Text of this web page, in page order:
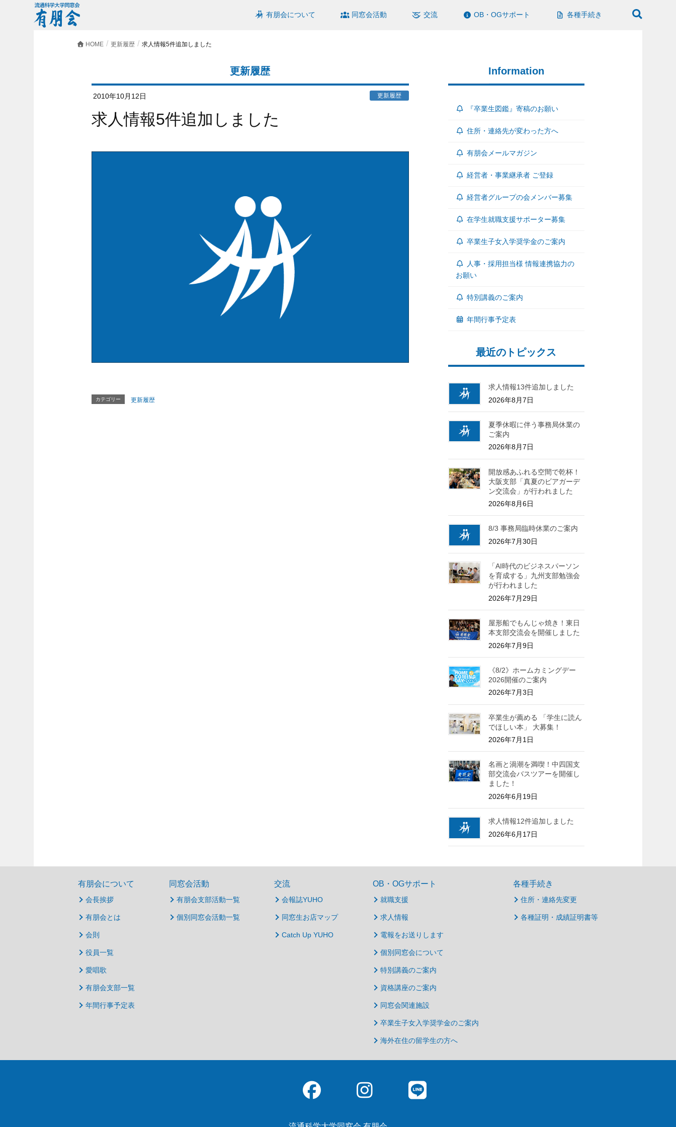
有朋会について 同窓会活動 交流 OB・OGサポート 各種手続き
HOME 更新履歴 求人情報5件追加しました
更新履歴
2010年10月12日 更新履歴
求人情報5件追加しました
カテゴリー 更新履歴
Information
『卒業生図鑑』寄稿のお願い
住所・連絡先が変わった方へ
有朋会メールマガジン
経営者・事業継承者 ご登録
経営者グループの会メンバー募集
在学生就職支援サポーター募集
卒業生子女入学奨学金のご案内
人事・採用担当様 情報連携協力の
お願い
特別講義のご案内
年間行事予定表
最近のトピックス
求人情報13件追加しました
2026年8月7日
夏季休暇に伴う事務局休業の
ご案内
2026年8月7日
開放感あふれる空間で乾杯！
大阪支部「真夏のビアガーデ
ン交流会」が行われました
2026年8月6日
8/3 事務局臨時休業のご案内
2026年7月30日
「AI時代のビジネスパーソン
を育成する」九州支部勉強会
が行われました
2026年7月29日
屋形船でもんじゃ焼き！東日
本支部交流会を開催しました
2026年7月9日
《8/2》ホームカミングデー
2026開催のご案内
2026年7月3日
卒業生が薦める 「学生に読ん
でほしい本」 大募集！
2026年7月1日
名画と渦潮を満喫！中四国支
部交流会バスツアーを開催し
ました！
2026年6月19日
求人情報12件追加しました
2026年6月17日
有朋会について
会長挨拶
有朋会とは
会則
役員一覧
愛唱歌
有朋会支部一覧
年間行事予定表
同窓会活動
有朋会支部活動一覧
個別同窓会活動一覧
交流
会報誌YUHO
同窓生お店マップ
Catch Up YUHO
OB・OGサポート
就職支援
求人情報
電報をお送りします
個別同窓会について
特別講義のご案内
資格講座のご案内
同窓会関連施設
卒業生子女入学奨学金のご案内
海外在住の留学生の方へ
各種手続き
住所・連絡先変更
各種証明・成績証明書等